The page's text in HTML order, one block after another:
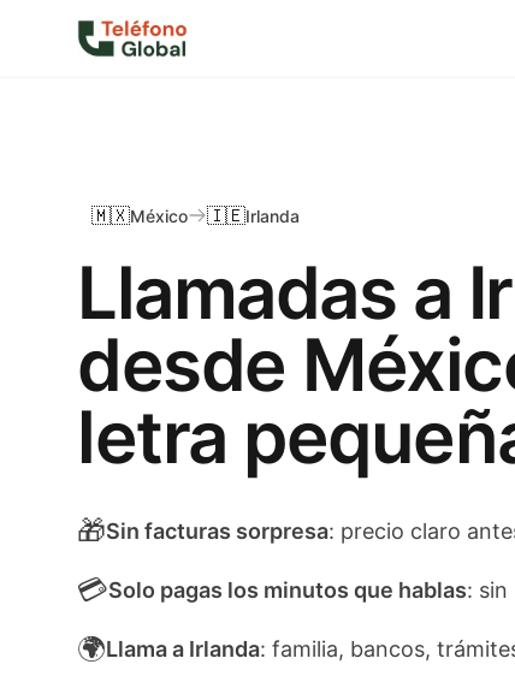
Llamadas a
desde
letra
🇲🇽México 🇮🇪Irlanda
🎁Sin facturas sorpresa: precio claro
💳Solo pagas los minutos que hablas: sin
🌍Llama a Irlanda: familia, bancos,